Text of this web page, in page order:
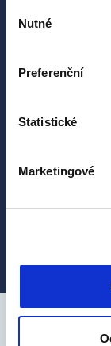
však rádi,
budeme tak
nastavení
„Nastavení
souhlasu
Nutné
Preferenční
Statistické
Marketingové
Přihlašte se k
Spojte se s námi